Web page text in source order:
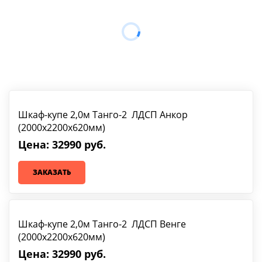
Шкаф-купе 2,0м Танго-2 ЛДСП Анкор
(2000х2200х620мм)
Цена: 32990 руб.
ЗАКАЗАТЬ
Шкаф-купе 2,0м Танго-2 ЛДСП Венге
(2000х2200х620мм)
Цена: 32990 руб.